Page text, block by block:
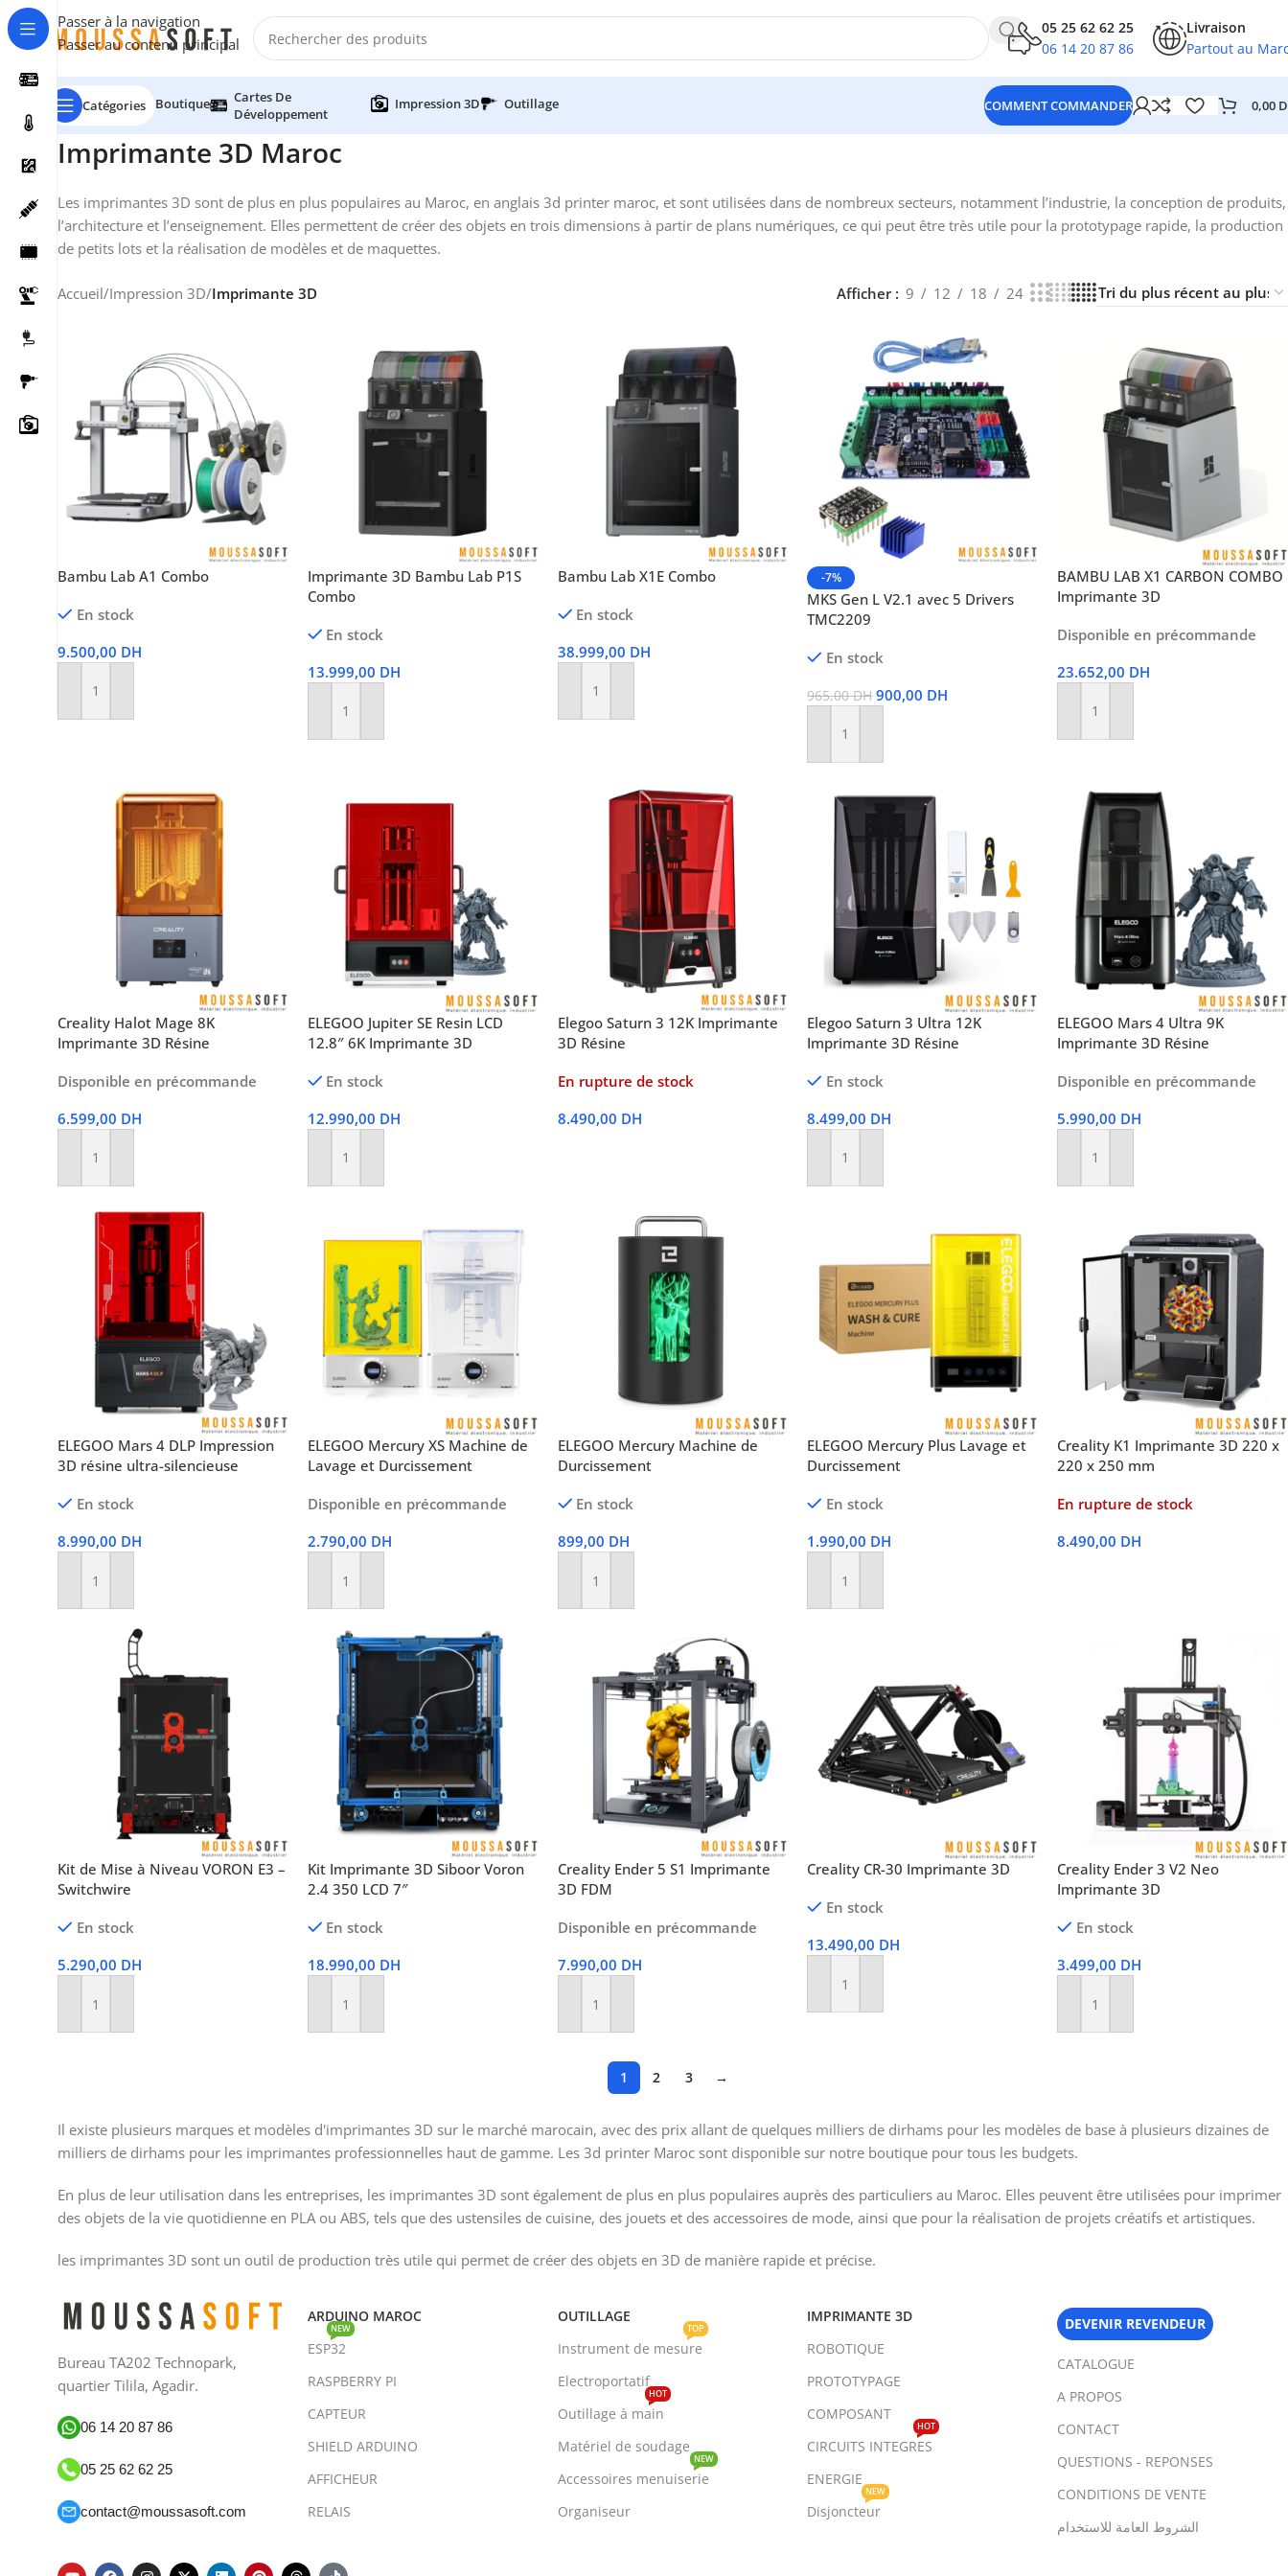
Passer à la navigation
Passer au contenu principal
05 25 62 62 25
moussasoft.diy
moussasoft
05 25 62 62 25
06 14 20 87 86
Livraison
Partout au
Catégories Boutique
Cartes De
Développement
Impression 3D Outillage COMMENT COMMANDER 0,00
Imprimante 3D Maroc
Les imprimantes 3D sont de plus en plus populaires au Maroc, en anglais 3d printer maroc, et sont utilisées dans de nombreux secteurs, notamment l’industrie, la conception de produits,
l’architecture et l’enseignement. Elles permettent de créer des objets en trois dimensions à partir de plans numériques, ce qui peut être très utile pour la prototypage rapide, la production
de petits lots et la réalisation de modèles et de maquettes.
Accueil/Impression 3D/Imprimante 3D Afficher 9 12 18 24
Bambu Lab A1 Combo
En stock
9.500,00 DH
Ajouter Au Panier
Imprimante 3D Bambu Lab P1S
Combo
En stock
13.999,00 DH
Ajouter Au Panier
Bambu Lab X1E Combo
En stock
38.999,00 DH
Ajouter Au Panier
-7%
MKS Gen L V2.1 avec 5 Drivers
TMC2209
En stock
965,00DH 900,00 DH
Ajouter Au Panier
BAMBU LAB X1 CARBON COMBO
Imprimante 3D
Disponible en précommande
23.652,00 DH
Ajouter Au Panier
Creality Halot Mage 8K
Imprimante 3D Résine
Disponible en précommande
6.599,00 DH
Ajouter Au Panier
ELEGOO Jupiter SE Resin LCD
12.8″ 6K Imprimante 3D
En stock
12.990,00 DH
Ajouter Au Panier
Elegoo Saturn 3 12K Imprimante
3D Résine
En rupture de stock
8.490,00 DH
Elegoo Saturn 3 Ultra 12K
Imprimante 3D Résine
En stock
8.499,00 DH
Ajouter Au Panier
ELEGOO Mars 4 Ultra 9K
Imprimante 3D Résine
Disponible en précommande
5.990,00 DH
Ajouter Au Panier
ELEGOO Mars 4 DLP Impression
3D résine ultra-silencieuse
En stock
8.990,00 DH
Ajouter Au Panier
ELEGOO Mercury XS Machine de
Lavage et Durcissement
Disponible en précommande
2.790,00 DH
Ajouter Au Panier
ELEGOO Mercury Machine de
Durcissement
En stock
899,00 DH
Ajouter Au Panier
ELEGOO Mercury Plus Lavage et
Durcissement
En stock
1.990,00 DH
Ajouter Au Panier
Creality K1 Imprimante 3D 220 x
220 x 250 mm
En rupture de stock
8.490,00 DH
Kit de Mise à Niveau VORON E3 –
Switchwire
En stock
5.290,00 DH
Ajouter Au Panier
Kit Imprimante 3D Siboor Voron
2.4 350 LCD 7″
En stock
18.990,00 DH
Ajouter Au Panier
Creality Ender 5 S1 Imprimante
3D FDM
Disponible en précommande
7.990,00 DH
Ajouter Au Panier
Creality CR-30 Imprimante 3D
En stock
13.490,00 DH
Ajouter Au Panier
Creality Ender 3 V2 Neo
Imprimante 3D
En stock
3.499,00 DH
Ajouter Au Panier
1 2 3 →
Il existe plusieurs marques et modèles d'imprimantes 3D sur le marché marocain, avec des prix allant de quelques milliers de dirhams pour les modèles de base à plusieurs dizaines de
milliers de dirhams pour les imprimantes professionnelles haut de gamme. Les 3d printer Maroc sont disponible sur notre boutique pour tous les budgets.
En plus de leur utilisation dans les entreprises, les imprimantes 3D sont également de plus en plus populaires auprès des particuliers au Maroc. Elles peuvent être utilisées pour imprimer
des objets de la vie quotidienne en PLA ou ABS, tels que des ustensiles de cuisine, des jouets et des accessoires de mode, ainsi que pour la réalisation de projets créatifs et artistiques.
les imprimantes 3D sont un outil de production très utile qui permet de créer des objets en 3D de manière rapide et précise.
Bureau TA202 Technopark,
quartier Tilila, Agadir.
06 14 20 87 86
05 25 62 62 25
contact@moussasoft.com
ARDUINO MAROC
ESP32
NEW
RASPBERRY PI
CAPTEUR
SHIELD ARDUINO
AFFICHEUR
RELAIS
OUTILLAGE
Instrument de mesure
TOP
Electroportatif
Outillage à main
HOT
Matériel de soudage
Accessoires menuiserie
NEW
Organiseur
IMPRIMANTE 3D
ROBOTIQUE
PROTOTYPAGE
COMPOSANT
CIRCUITS INTEGRES
HOT
ENERGIE
Disjoncteur
NEW
DEVENIR REVENDEUR
CATALOGUE
A PROPOS
CONTACT
QUESTIONS - REPONSES
CONDITIONS DE VENTE
الشروط العامة للاستخدام